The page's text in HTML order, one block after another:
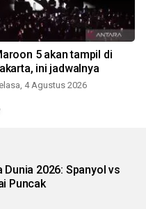
5 akan tampil di
ini jadwalnya
4 Agustus 2026
2026: Spanyol vs
Puncak